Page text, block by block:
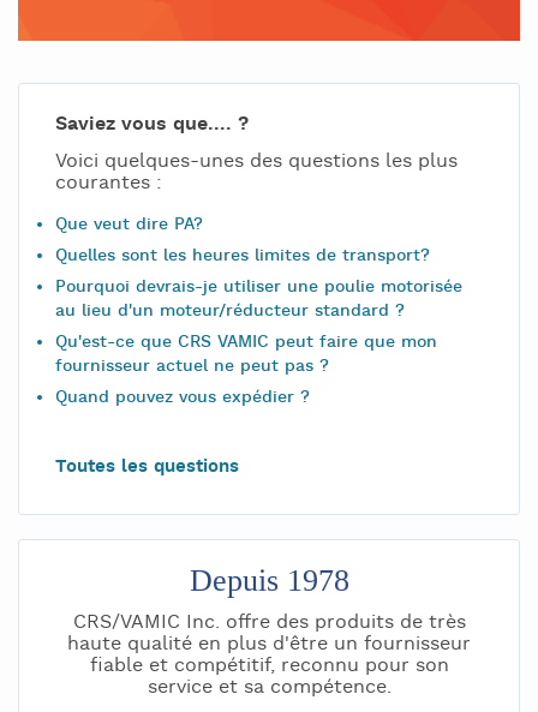
Saviez vous que.... ?
Voici quelques-unes des questions les plus
courantes :
Que veut dire PA?
Quelles sont les heures limites de transport?
Pourquoi devrais-je utiliser une poulie motorisée
au lieu d'un moteur/réducteur standard ?
Qu'est-ce que CRS VAMIC peut faire que mon
fournisseur actuel ne peut pas ?
Quand pouvez vous expédier ?
Toutes les questions
Depuis 1978
CRS/VAMIC Inc. offre des produits de très
haute qualité en plus d'être un fournisseur
fiable et compétitif, reconnu pour son
service et sa compétence.